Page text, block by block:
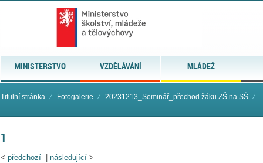
MINISTERSTVO VZDĚLÁVÁNÍ MLÁDEŽ
Titulní stránka ⁄ Fotogalerie ⁄ 20231213_Seminář_přechod žáků ZŠ na SŠ ⁄
1
< předchozí| následující>